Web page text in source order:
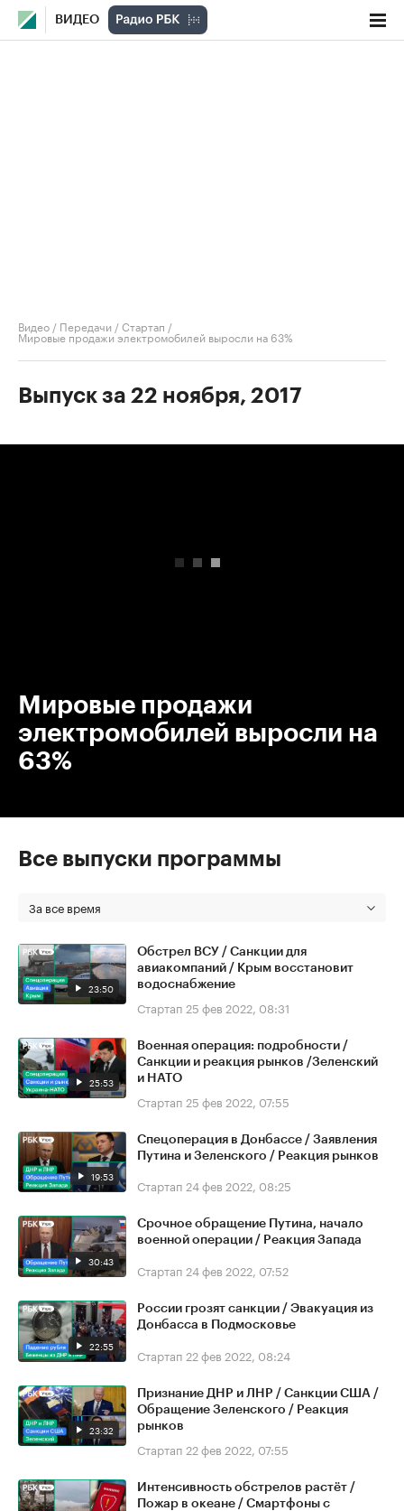
ВИДЕО
Видео / Передачи /Стартап /
Мировые продажи электромобилей выросли на 63%
Выпуск за 22 ноября, 2017
Мировые продажи
электромобилей выросли на
63%
Все выпуски программы
За все время
23:50
Обстрел ВСУ / Санкции для
авиакомпаний / Крым восстановит
водоснабжение
Стартап 25 фев 2022, 08:31
25:53
Военная операция: подробности /
Санкции и реакция рынков /Зеленский
и НАТО
Стартап 25 фев 2022, 07:55
19:53
Спецоперация в Донбассе / Заявления
Путина и Зеленского / Реакция рынков
Стартап 24 фев 2022, 08:25
30:43
Срочное обращение Путина, начало
военной операции / Реакция Запада
Стартап 24 фев 2022, 07:52
22:55
России грозят санкции / Эвакуация из
Донбасса в Подмосковье
Стартап 22 фев 2022, 08:24
23:32
Признание ДНР и ЛНР / Санкции США /
Обращение Зеленского / Реакция
рынков
Стартап 22 фев 2022, 07:55
Интенсивность обстрелов растёт /
Пожар в океане / Смартфоны с